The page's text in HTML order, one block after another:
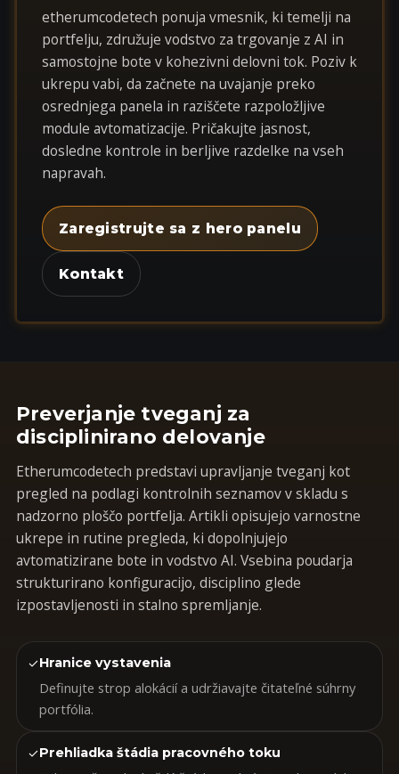
etherumcodetech ponuja vmesnik, ki temelji na
portfelju, združuje vodstvo za trgovanje z AI in
samostojne bote v kohezivni delovni tok. Poziv k
ukrepu vabi, da začnete na uvajanje preko
osrednjega panela in raziščete razpoložljive
module avtomatizacije. Pričakujte jasnost,
dosledne kontrole in berljive razdelke na vseh
napravah.
Zaregistrujte sa z hero panelu
Kontakt
Preverjanje tveganj za
disciplinirano delovanje
Etherumcodetech predstavi upravljanje tveganj kot
pregled na podlagi kontrolnih seznamov v skladu s
nadzorno ploščo portfelja. Artikli opisujejo varnostne
ukrepe in rutine pregleda, ki dopolnjujejo
avtomatizirane bote in vodstvo AI. Vsebina poudarja
strukturirano konfiguracijo, disciplino glede
izpostavljenosti in stalno spremljanje.
✓Hranice vystavenia
Definujte strop alokácií a udržiavajte čitateľné súhrny
portfólia.
✓Prehliadka štádia pracovného toku